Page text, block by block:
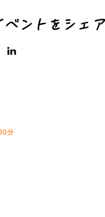
ベントをシェア
分